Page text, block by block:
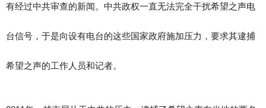
有经过中共审查的新闻。中共政权一直无法完全干扰希望之声电
台信号，于是向设有电台的这些国家政府施加压力，要求其逮捕
希望之声的工作人员和记者。